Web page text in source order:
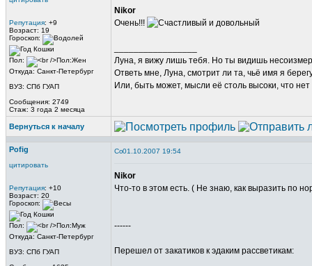
Репутация: +9
Возраст: 19
Гороскоп:
Пол:
Откуда: Санкт-Петербург
ВУЗ: СПб ГУАП
Сообщения: 2749
Стаж: 3 года 2 месяца
Nikor
Очень!!!
Луна, я вижу лишь тебя. Но ты видишь
Ответь мне, Луна, смотрит ли та, чьё имя я
Или, быть может, мысли её столь высоки, что
Вернуться к началу
Pofig
цитировать
Репутация: +10
Возраст: 20
Гороскоп:
Пол:
Откуда: Санкт-Петербург
ВУЗ: СПб ГУАП
01.10.2007 19:54
Nikor
Что-то в этом есть. ( Не знаю, как выразить по
------
Перешел от закатиков к эдаким рассветикам: